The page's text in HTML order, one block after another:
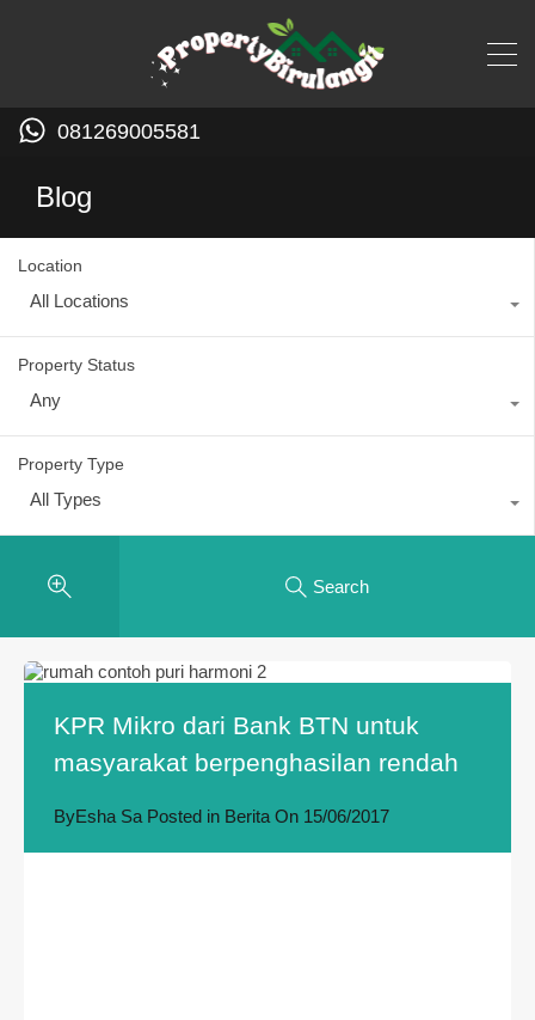
081269005581
Blog
Location
All Locations
Property Status
Any
Property Type
All Types
Search
KPR Mikro dari Bank BTN untuk
masyarakat berpenghasilan rendah
ByEsha Sa Posted in Berita On 15/06/2017